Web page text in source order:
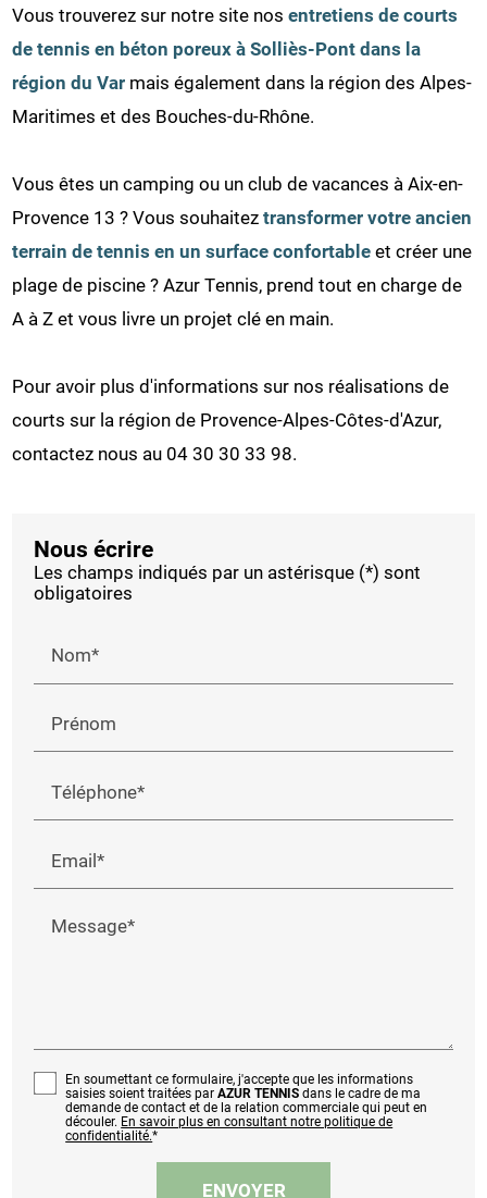
Vous trouverez sur notre site nosentretiens de courts
de tennis en béton poreux à Solliès-Pont dans la
région du Var mais également dans la région des Alpes-
Maritimes et des Bouches-du-Rhône.
Vous êtes un camping ou un club de vacances à Aix-en-
Provence 13 ? Vous souhaiteztransformer votre ancien
terrain de tennis en un surface confortableet créer une
plage de piscine ? Azur Tennis, prend tout en charge de
A à Z et vous livre un projet clé en main.
Pour avoir plus d'informations sur nos réalisations de
courts sur la région de Provence-Alpes-Côtes-d'Azur,
contactez nous au 04 30 30 33 98.
Nous écrire
Les champs indiqués par un astérisque (*) sont
obligatoires
Nom*
Prénom
Téléphone*
Email*
Message*
En soumettant ce formulaire, j'accepte que les informations
saisies soient traitées parAZUR TENNISdans le cadre de ma
demande de contact et de la relation commerciale qui peut en
découler. En savoir plus en consultant notre politique de
confidentialité.*